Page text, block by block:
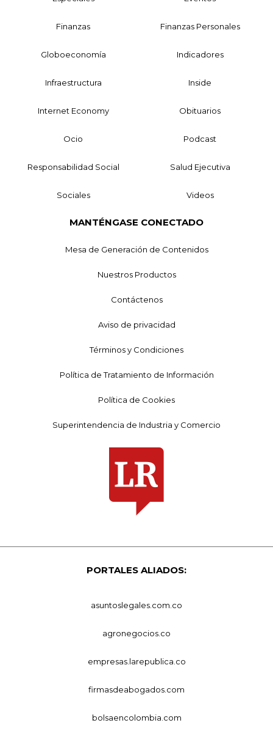
Finanzas Finanzas Personales
Globoeconomía Indicadores
Infraestructura Inside
Internet Economy Obituarios
Ocio Podcast
Responsabilidad Social Salud Ejecutiva
Sociales Videos
MANTÉNGASE CONECTADO
Mesa de Generación de Contenidos
Nuestros Productos
Contáctenos
Aviso de privacidad
Términos y Condiciones
Política de Tratamiento de Información
Política de Cookies
Superintendencia de Industria y Comercio
PORTALES ALIADOS:
asuntoslegales.com.co
agronegocios.co
empresas.larepublica.co
firmasdeabogados.com
bolsaencolombia.com